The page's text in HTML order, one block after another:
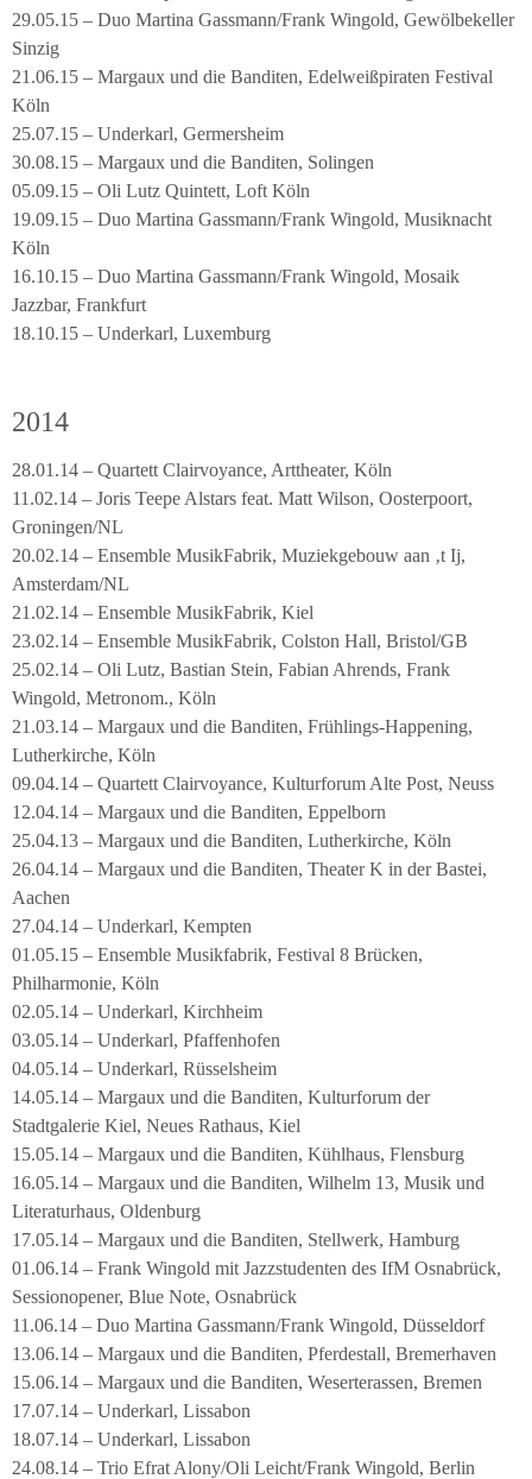
29.05.15 – Duo Martina Gassmann/Frank Wingold, Gewölbekeller
Sinzig
21.06.15 – Margaux und die Banditen, Edelweißpiraten Festival
Köln
25.07.15 – Underkarl, Germersheim
30.08.15 – Margaux und die Banditen, Solingen
05.09.15 – Oli Lutz Quintett, Loft Köln
19.09.15 – Duo Martina Gassmann/Frank Wingold, Musiknacht
Köln
16.10.15 – Duo Martina Gassmann/Frank Wingold, Mosaik
Jazzbar, Frankfurt
18.10.15 – Underkarl, Luxemburg
2014
28.01.14 – Quartett Clairvoyance, Arttheater, Köln
11.02.14 – Joris Teepe Alstars feat. Matt Wilson, Oosterpoort,
Groningen/NL
20.02.14 – Ensemble MusikFabrik, Muziekgebouw aan ‚t Ij,
Amsterdam/NL
21.02.14 – Ensemble MusikFabrik, Kiel
23.02.14 – Ensemble MusikFabrik, Colston Hall, Bristol/GB
25.02.14 – Oli Lutz, Bastian Stein, Fabian Ahrends, Frank
Wingold, Metronom., Köln
21.03.14 – Margaux und die Banditen, Frühlings-Happening,
Lutherkirche, Köln
09.04.14 – Quartett Clairvoyance, Kulturforum Alte Post, Neuss
12.04.14 – Margaux und die Banditen, Eppelborn
25.04.13 – Margaux und die Banditen, Lutherkirche, Köln
26.04.14 – Margaux und die Banditen, Theater K in der Bastei,
Aachen
27.04.14 – Underkarl, Kempten
01.05.15 – Ensemble Musikfabrik, Festival 8 Brücken,
Philharmonie, Köln
02.05.14 – Underkarl, Kirchheim
03.05.14 – Underkarl, Pfaffenhofen
04.05.14 – Underkarl, Rüsselsheim
14.05.14 – Margaux und die Banditen, Kulturforum der
Stadtgalerie Kiel, Neues Rathaus, Kiel
15.05.14 – Margaux und die Banditen, Kühlhaus, Flensburg
16.05.14 – Margaux und die Banditen, Wilhelm 13, Musik und
Literaturhaus, Oldenburg
17.05.14 – Margaux und die Banditen, Stellwerk, Hamburg
01.06.14 – Frank Wingold mit Jazzstudenten des IfM Osnabrück,
Sessionopener, Blue Note, Osnabrück
11.06.14 – Duo Martina Gassmann/Frank Wingold, Düsseldorf
13.06.14 – Margaux und die Banditen, Pferdestall, Bremerhaven
15.06.14 – Margaux und die Banditen, Weserterassen, Bremen
17.07.14 – Underkarl, Lissabon
18.07.14 – Underkarl, Lissabon
24.08.14 – Trio Efrat Alony/Oli Leicht/Frank Wingold, Berlin